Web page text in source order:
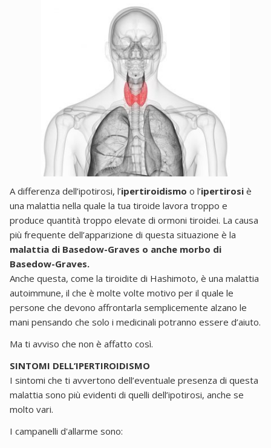
A differenza dell’ipotirosi, l’ipertiroidismo o l’ipertirosi è
una malattia nella quale la tua tiroide lavora troppo e
produce quantità troppo elevate di ormoni tiroidei. La causa
più frequente dell’apparizione di questa situazione è la
malattia di Basedow-Graves o anche morbo di
Basedow-Graves.
Anche questa, come la tiroidite di Hashimoto, è una malattia
autoimmune, il che è molte volte motivo per il quale le
persone che devono affrontarla semplicemente alzano le
mani pensando che solo i medicinali potranno essere d’aiuto.
Ma ti avviso che non è affatto così.
SINTOMI DELL’IPERTIROIDISMO
I sintomi che ti avvertono dell’eventuale presenza di questa
malattia sono più evidenti di quelli dell’ipotirosi, anche se
molto vari.
I campanelli d'allarme sono: